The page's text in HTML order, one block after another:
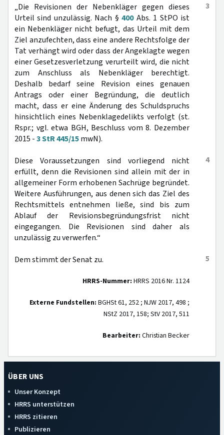
3
„Die Revisionen der Nebenkläger gegen dieses
Urteil sind unzulässig. Nach §400Abs. 1 StPO ist
ein Nebenkläger nicht befugt, das Urteil mit dem
Ziel anzufechten, dass eine andere Rechtsfolge der
Tat verhängt wird oder dass der Angeklagte wegen
einer Gesetzesverletzung verurteilt wird, die nicht
zum Anschluss als Nebenkläger berechtigt.
Deshalb bedarf seine Revision eines genauen
Antrags oder einer Begründung, die deutlich
macht, dass er eine Änderung des Schuldspruchs
hinsichtlich eines Nebenklagedelikts verfolgt (st.
Rspr.; vgl. etwa BGH, Beschluss vom 8. Dezember
2015 -3 StR 445/15mwN).
4
Diese Voraussetzungen sind vorliegend nicht
erfüllt, denn die Revisionen sind allein mit der in
allgemeiner Form erhobenen Sachrüge begründet.
Weitere Ausführungen, aus denen sich das Ziel des
Rechtsmittels entnehmen ließe, sind bis zum
Ablauf der Revisionsbegründungsfrist nicht
eingegangen. Die Revisionen sind daher als
unzulässig zu verwerfen.“
5
Dem stimmt der Senat zu.
HRRS-Nummer: HRRS 2016 Nr. 1124
Externe Fundstellen: BGHSt 61, 252 ; NJW 2017, 498 ;
NStZ 2017, 158; StV 2017, 511
Bearbeiter: Christian Becker
ÜBER UNS
Unser Konzept
HRRS unterstützen
HRRS zitieren
Publizieren